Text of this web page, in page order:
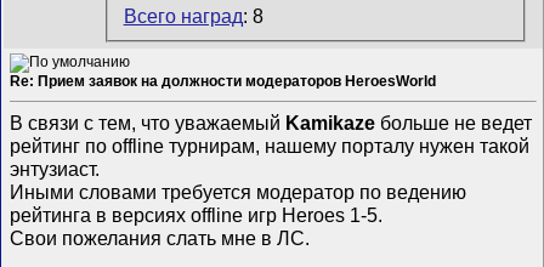
Всего наград: 8
Re: Прием заявок на должности модераторов HeroesWorld
В связи с тем, что уважаемый Kamikaze больше не ведет
рейтинг по offline турнирам, нашему порталу нужен такой
энтузиаст.
Иными словами требуется модератор по ведению
рейтинга в версиях offline игр Heroes 1-5.
Свои пожелания слать мне в ЛС.